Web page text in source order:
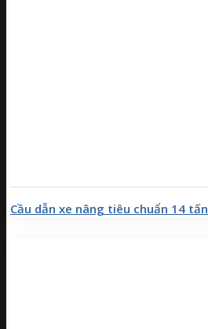
Cầu dẫn xe nâng tiêu chuẩn 14 tấn